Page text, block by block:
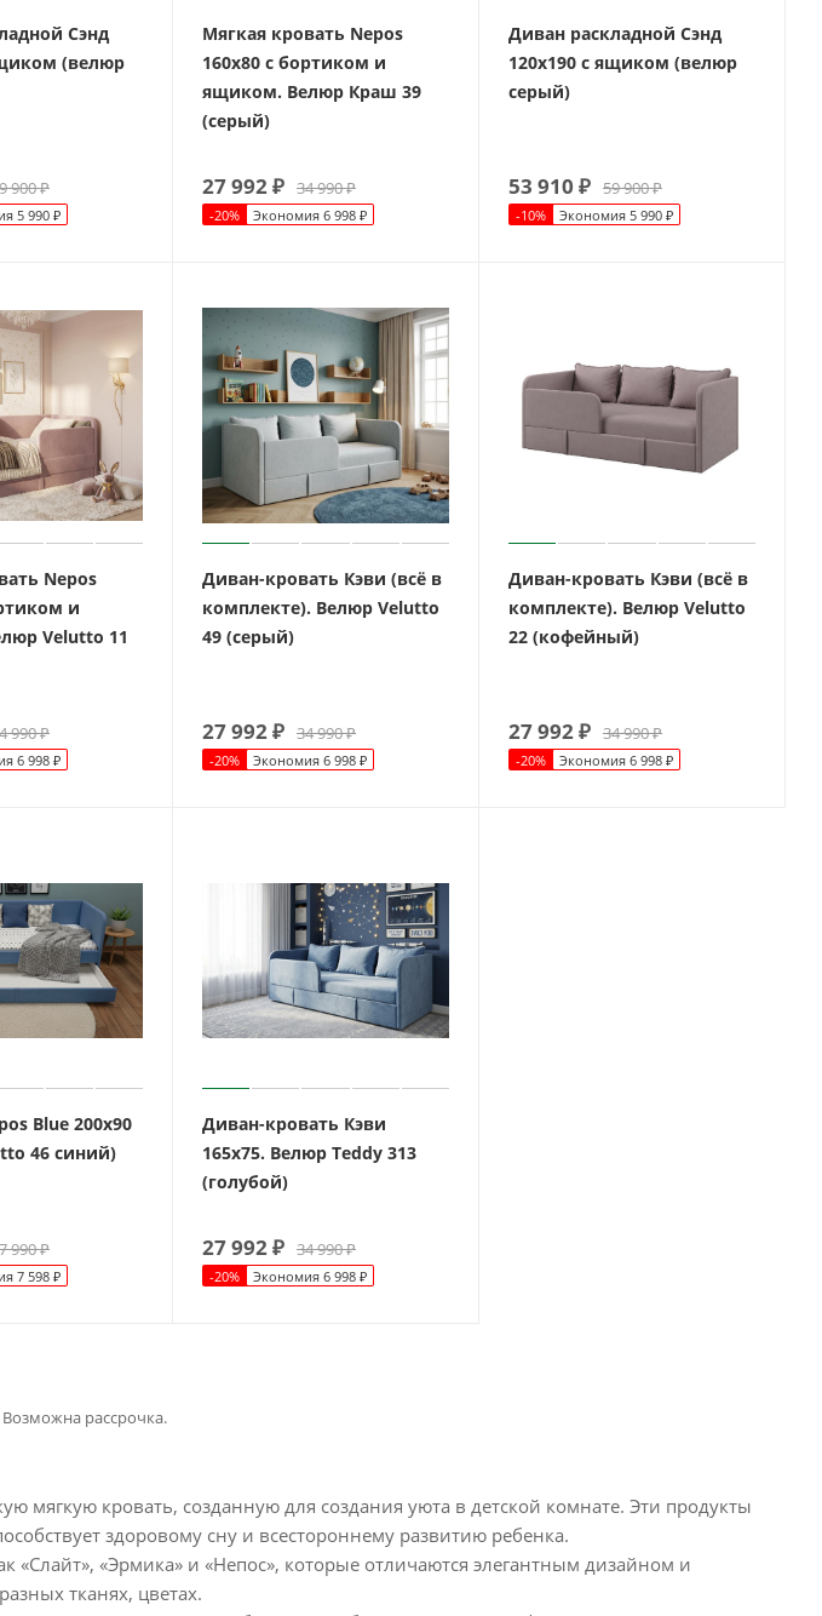
Сэнд
(велюр
900₽
5 990 ₽
Мягкая кровать Nepos
160х80 с бортиком и
ящиком. Велюр Краш 39
(серый)
27 992₽ 34 990₽
-20% Экономия 6 998 ₽
Диван раскладной Сэнд
120х190 с ящиком (велюр
серый)
53 910 ₽ 59 900₽
-10% Экономия 5 990 ₽
Nepos
и
Velutto 11
990₽
6 998 ₽
Диван-кровать Кэви (всё в
комплекте). Велюр Velutto
49 (серый)
27 992₽ 34 990₽
-20% Экономия 6 998 ₽
Диван-кровать Кэви (всё в
комплекте). Велюр Velutto
22 (кофейный)
27 992₽ 34 990₽
-20% Экономия 6 998 ₽
Blue 200х90
46 синий)
990₽
7 598 ₽
Диван-кровать Кэви
165х75. Велюр Teddy 313
(голубой)
27 992₽ 34 990₽
-20% Экономия 6 998 ₽
рассрочка.
мягкую кровать, созданную для создания уюта в детской комнате. Эти продукты
здоровому сну и всестороннему развитию ребенка.
«Эрмика» и «Непос», которые отличаются элегантным дизайном и
тканях, цветах.